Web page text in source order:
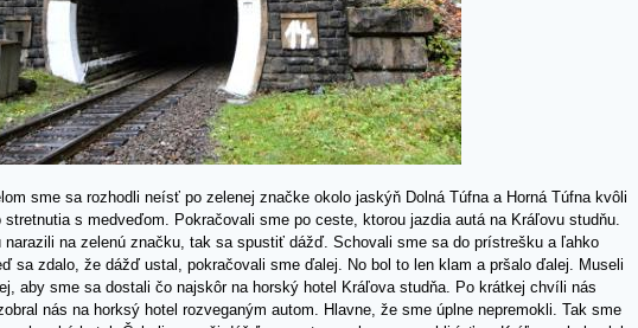
sme sa rozhodli neísť po zelenej značke okolo jaskýň Dolná Túfna a Horná Túfna kvôli
stretnutia s medveďom. Pokračovali sme po ceste, ktorou jazdia autá na Kráľovu studňu.
narazili na zelenú značku, tak sa spustiť dážď. Schovali sme sa do prístrešku a ľahko
sa zdalo, že dážď ustal, pokračovali sme ďalej. No bol to len klam a pršalo ďalej. Museli
aby sme sa dostali čo najskôr na horský hotel Kráľova studňa. Po krátkej chvíli nás
nás na horksý hotel rozveganým autom. Hlavne, že sme úplne nepremokli. Tak sme